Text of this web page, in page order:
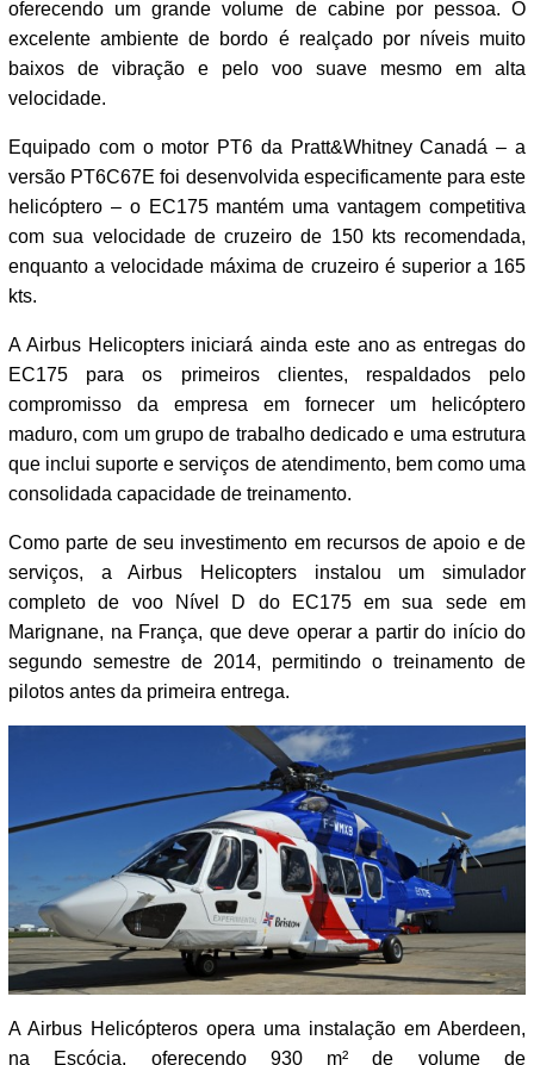
oferecendo um grande volume de cabine por pessoa. O
excelente ambiente de bordo é realçado por níveis muito
baixos de vibração e pelo voo suave mesmo em alta
velocidade.
Equipado com o motor PT6 da Pratt&Whitney Canadá – a
versão PT6C67E foi desenvolvida especificamente para este
helicóptero – o EC175 mantém uma vantagem competitiva
com sua velocidade de cruzeiro de 150 kts recomendada,
enquanto a velocidade máxima de cruzeiro é superior a 165
kts.
A Airbus Helicopters iniciará ainda este ano as entregas do
EC175 para os primeiros clientes, respaldados pelo
compromisso da empresa em fornecer um helicóptero
maduro, com um grupo de trabalho dedicado e uma estrutura
que inclui suporte e serviços de atendimento, bem como uma
consolidada capacidade de treinamento.
Como parte de seu investimento em recursos de apoio e de
serviços, a Airbus Helicopters instalou um simulador
completo de voo Nível D do EC175 em sua sede em
Marignane, na França, que deve operar a partir do início do
segundo semestre de 2014, permitindo o treinamento de
pilotos antes da primeira entrega.
A Airbus Helicópteros opera uma instalação em Aberdeen,
na Escócia, oferecendo 930 m² de volume de